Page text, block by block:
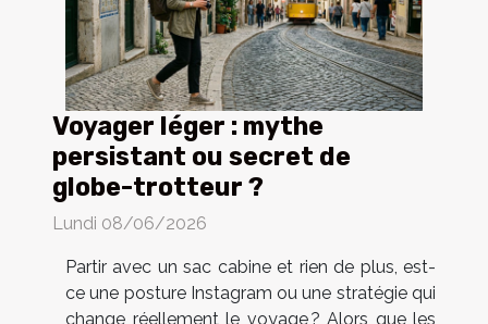
Voyager léger : mythe
persistant ou secret de
globe-trotteur ?
Lundi 08/06/2026
Partir avec un sac cabine et rien de plus, est-
ce une posture Instagram ou une stratégie qui
change réellement le voyage ? Alors que les